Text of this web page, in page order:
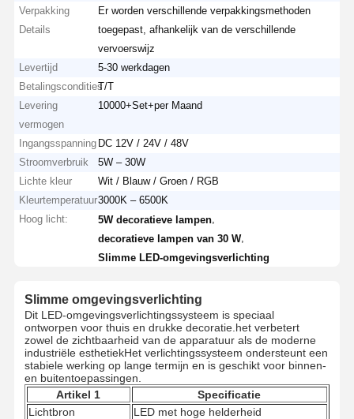
Verpakking
Details
Er worden verschillende verpakkingsmethoden
toegepast, afhankelijk van de verschillende
vervoerswijz
Levertijd
5-30 werkdagen
BetalingsconditiesT/T
Levering
vermogen
10000+Set+per Maand
Ingangsspanning DC 12V / 24V / 48V
Stroomverbruik
5W – 30W
Lichte kleur
Wit / Blauw / Groen / RGB
Kleurtemperatuur3000K – 6500K
Hoog licht:
5W decoratieve lampen
decoratieve lampen van 30 W,
Slimme LED-omgevingsverlichting
Slimme omgevingsverlichting
Dit LED-omgevingsverlichtingssysteem is speciaal
ontworpen voor thuis en drukke decoratie.het verbetert
zowel de zichtbaarheid van de apparatuur als de moderne
industriële esthetiekHet verlichtingssysteem ondersteunt een
stabiele werking op lange termijn en is geschikt voor binnen-
en buitentoepassingen.
Artikel 1
Specificatie
Lichtbron
LED met hoge helderheid